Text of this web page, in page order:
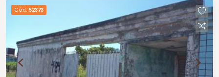
Cód. 52373